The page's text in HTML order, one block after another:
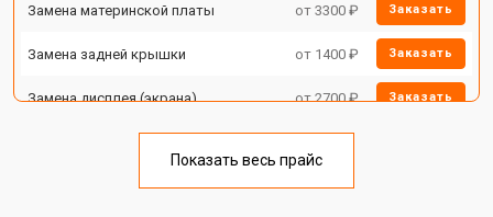
Замена материнской платы от 3300 ₽ Заказать
Замена задней крышки от 1400 ₽ Заказать
Замена дисплея (экрана) от 2700 ₽ Заказать
Замена кнопки включения от 1750 ₽
Показать весь прайс